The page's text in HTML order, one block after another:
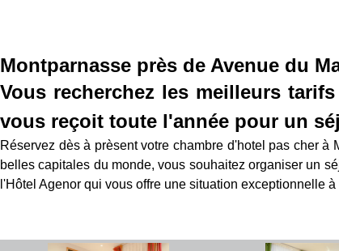
Montparnasse près de Avenue du
Vous recherchez les meilleurs
vous reçoit toute l'année pour un
Réservez dès à prèsent votre chambre d'hotel pas cher
belles capitales du monde, vous souhaitez organiser un
l'Hôtel Agenor qui vous offre une situation exceptionnelle